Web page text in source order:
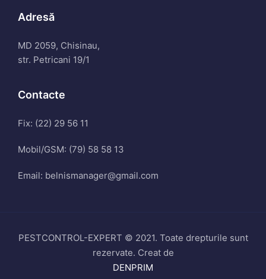
Adresă
MD 2059, Chisinau,
str. Petricani 19/1
Contacte
Fix: (22) 29 56 11
Mobil/GSM: (79) 58 58 13
Email: belnismanager@gmail.com
PESTCONTROL-EXPERT © 2021. Toate drepturile sunt
rezervate. Creat de
DENPRIM